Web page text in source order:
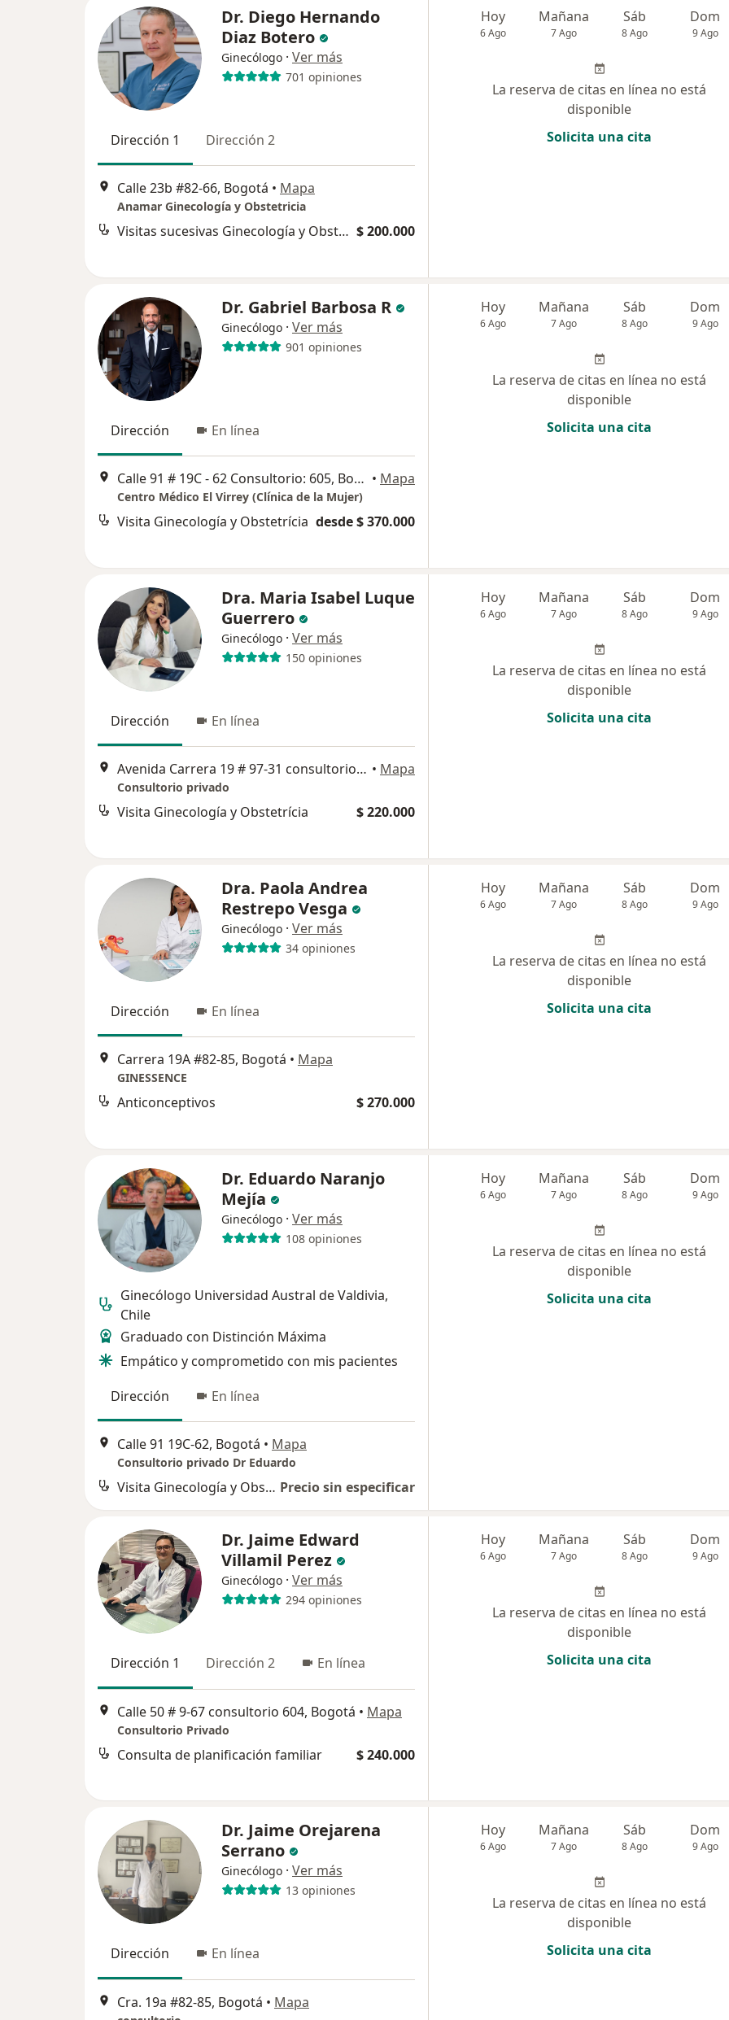
Dr. Diego Hernando
Diaz Botero
Ginecólogo · Ver más
701 opiniones
Dirección 1 Dirección 2
Calle 23b #82-66, Bogotá • Mapa
Anamar Ginecología y Obstetricia
Visitas sucesivas Ginecología y Obstetrícia $ 200.000
Hoy
6 Ago
Mañana
7 Ago
Sáb
8 Ago
Dom
9 Ago
La reserva de citas en línea no está
disponible
Solicita una cita
Dr. Gabriel Barbosa R
Ginecólogo · Ver más
901 opiniones
Dirección En línea
Calle 91 # 19C - 62 Consultorio: 605, Bogotá • Mapa
Centro Médico El Virrey (Clínica de la Mujer)
Visita Ginecología y Obstetrícia desde $ 370.000
Hoy
6 Ago
Mañana
7 Ago
Sáb
8 Ago
Dom
9 Ago
La reserva de citas en línea no está
disponible
Solicita una cita
Dra. Maria Isabel Luque
Guerrero
Ginecólogo · Ver más
150 opiniones
Dirección En línea
Avenida Carrera 19 # 97-31 consultorio 606 torre empresarial chico, Bogotá • Mapa
Consultorio privado
Visita Ginecología y Obstetrícia $ 220.000
Hoy
6 Ago
Mañana
7 Ago
Sáb
8 Ago
Dom
9 Ago
La reserva de citas en línea no está
disponible
Solicita una cita
Dra. Paola Andrea
Restrepo Vesga
Ginecólogo · Ver más
34 opiniones
Dirección En línea
Carrera 19A #82-85, Bogotá • Mapa
GINESSENCE
Anticonceptivos $ 270.000
Hoy
6 Ago
Mañana
7 Ago
Sáb
8 Ago
Dom
9 Ago
La reserva de citas en línea no está
disponible
Solicita una cita
Dr. Eduardo Naranjo
Mejía
Ginecólogo · Ver más
108 opiniones
Ginecólogo Universidad Austral de Valdivia,
Chile
Graduado con Distinción Máxima
Empático y comprometido con mis pacientes
Dirección
En línea
Calle 91 19C-62, Bogotá • Mapa
Consultorio privado Dr Eduardo
Visita Ginecología y Obstetrícia Precio sin especificar
Hoy
6 Ago
Mañana
7 Ago
Sáb
8 Ago
Dom
9 Ago
La reserva de citas en línea no está
disponible
Solicita una cita
Dr. Jaime Edward
Villamil Perez
Ginecólogo · Ver más
294 opiniones
Dirección 1 Dirección 2 En línea
Calle 50 # 9-67 consultorio 604, Bogotá • Mapa
Consultorio Privado
Consulta de planificación familiar $ 240.000
Hoy
6 Ago
Mañana
7 Ago
Sáb
8 Ago
Dom
9 Ago
La reserva de citas en línea no está
disponible
Solicita una cita
Dr. Jaime Orejarena
Serrano
Ginecólogo · Ver más
13 opiniones
Dirección En línea
Cra. 19a #82-85, Bogotá • Mapa
Hoy
6 Ago
Mañana
7 Ago
Sáb
8 Ago
Dom
9 Ago
La reserva de citas en línea no está
disponible
Solicita una cita